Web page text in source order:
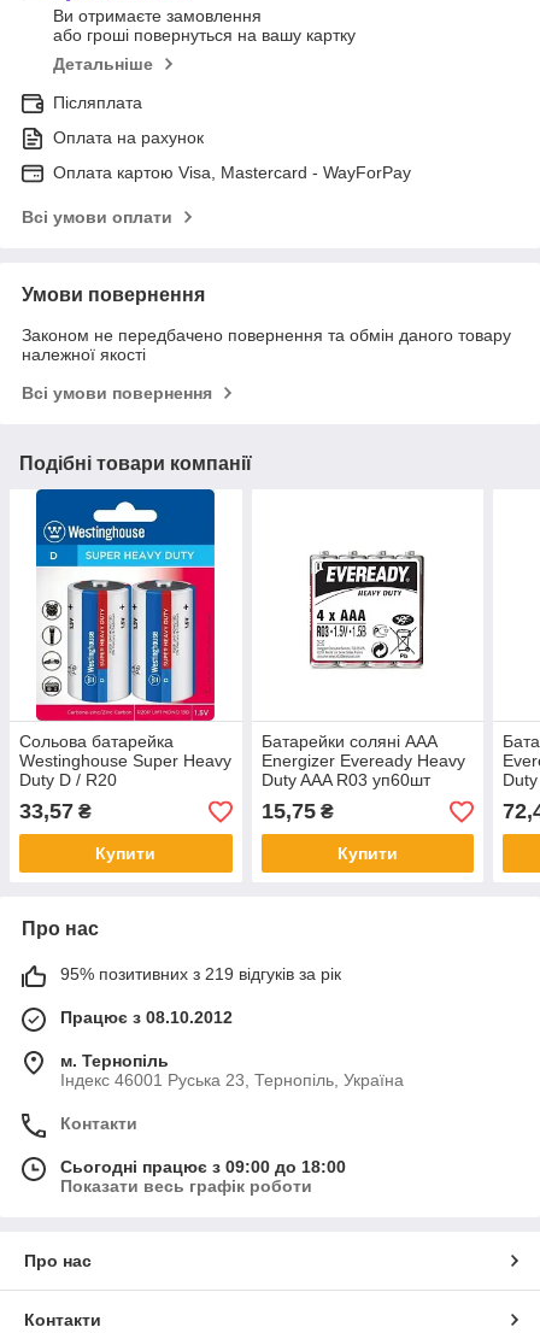
Ви отримаєте замовлення
або гроші повернуться на вашу картку
Детальніше
Післяплата
Оплата на рахунок
Оплата картою Visa, Mastercard - WayForPay
Всі умови оплати
Умови повернення
Законом не передбачено повернення та обмін даного товару
належної якості
Всі умови повернення
Подібні товари компанії
Сольова батарейка
Westinghouse Super Heavy
Duty D / R20
33,57 ₴
Купити
Батарейки соляні ААА
Energizer Eveready Heavy
Duty AAA R03 уп60шт
7638900269956
15,75₴
Купити
Про нас
95% позитивних з 219 відгуків за рік
Працює з 08.10.2012
м. Тернопіль
Індекс 46001 Руська 23, Тернопіль, Україна
Контакти
Сьогодні працює з 09:00 до 18:00
Показати весь графік роботи
Про нас
Контакти